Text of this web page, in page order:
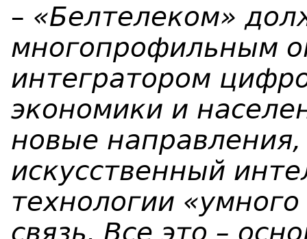
– «Белтелеком»
многопрофильным
интегратором
экономики и
новые направления,
искусственный
технологии
связь. Все это –